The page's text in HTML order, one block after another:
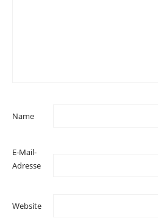
Name
E-Mail-
Adresse
Website